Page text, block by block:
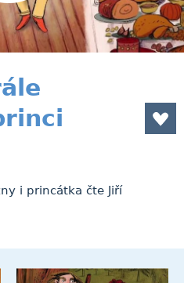
i princátka čte Jiří